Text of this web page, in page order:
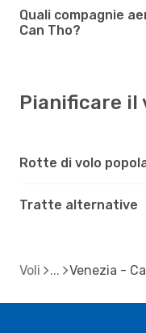
Quali compagnie
Can Tho?
Pianificare il
Rotte di volo
Tratte alternative
Voli Venezia -